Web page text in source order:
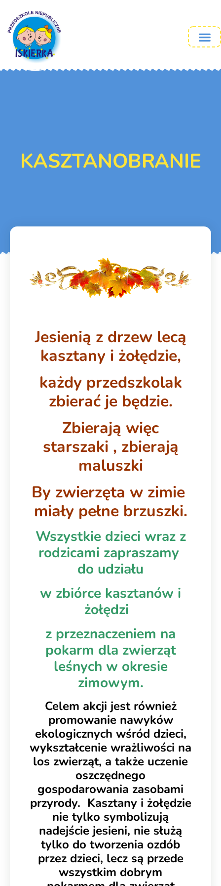
KASZTANOBRANIE
Jesienią z drzew lecą
kasztany i żołędzie,
każdy przedszkolak
zbierać je będzie.
Zbierają więc
starszaki , zbierają
maluszki
By zwierzęta w zimie
miały pełne brzuszki.
Wszystkie dzieci wraz z
rodzicami zapraszamy
do udziału
w zbiórce kasztanów i
żołędzi
z przeznaczeniem na
pokarm dla zwierząt
leśnych w okresie
zimowym.
Celem akcji jest również
promowanie nawyków
ekologicznych wśród dzieci,
wykształcenie wrażliwości na
los zwierząt, a także uczenie
oszczędnego
gospodarowania zasobami
przyrody. Kasztany i żołędzie
nie tylko symbolizują
nadejście jesieni, nie służą
tylko do tworzenia ozdób
przez dzieci, lecz są przede
wszystkim dobrym